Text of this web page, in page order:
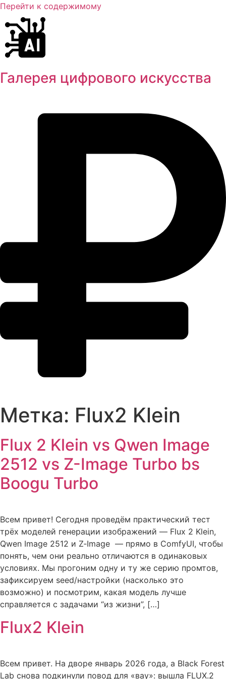
Перейти к содержимому
Галерея цифрового искусства
Метка: Flux2 Klein
Flux 2 Klein vs Qwen Image
2512 vs Z-Image Turbo bs
Boogu Turbo
Всем привет! Сегодня проведём практический тест
трёх моделей генерации изображений — Flux 2 Klein,
Qwen Image 2512 и Z‑Image — прямо в ComfyUI, чтобы
понять, чем они реально отличаются в одинаковых
условиях. Мы прогоним одну и ту же серию промтов,
зафиксируем seed/настройки (насколько это
возможно) и посмотрим, какая модель лучше
справляется с задачами “из жизни”, […]
Flux2 Klein
Всем привет. На дворе январь 2026 года, а Black Forest
Lab снова подкинули повод для «вау»: вышла FLUX.2